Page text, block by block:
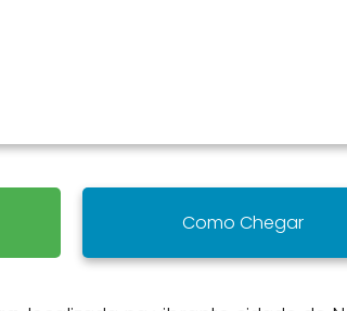
Como Chegar